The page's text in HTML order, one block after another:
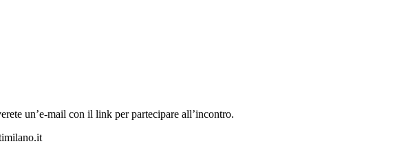
un’e-mail con il link per partecipare all’incontro.